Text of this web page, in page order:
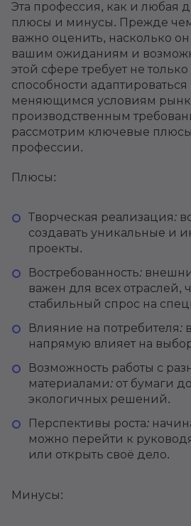
Эта профессия, как и любая
плюсы и минусы. Прежде чем
важно оценить, насколько он
вашим ожиданиям и
этой сфере требует не
способности адаптироваться
меняющимся условиям
производственным
рассмотрим ключевые
профессии.
Плюсы:
Творческая реализация:
создавать уникальные и
проекты.
Востребованность:
важен для всех отраслей,
стабильный спрос на
Влияние на потребителя:
напрямую влияет на
Возможность работы с
материалами: от бумаги
экологичных решений.
Перспективы роста:
можно перейти к
или открыть своё дело.
Минусы: